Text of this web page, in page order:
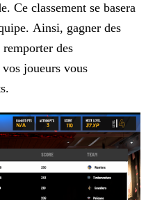
Ce classement se basera
Ainsi, gagner des
des
joueurs vous